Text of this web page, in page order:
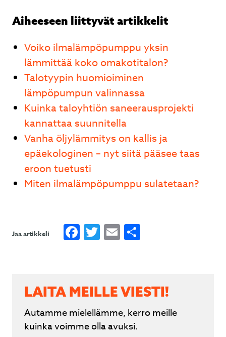
Aiheeseen liittyvät artikkelit
Voiko ilmalämpöpumppu yksin
lämmittää koko omakotitalon?
Talotyypin huomioiminen
lämpöpumpun valinnassa
Kuinka taloyhtiön saneerausprojekti
kannattaa suunnitella
Vanha öljylämmitys on kallis ja
epäekologinen – nyt siitä pääsee taas
eroon tuetusti
Miten ilmalämpöpumppu sulatetaan?
Jaa artikkeli Facebook
Twitter
Email
LAITA MEILLE VIESTI!
Autamme mielellämme, kerro meille
kuinka voimme olla avuksi.